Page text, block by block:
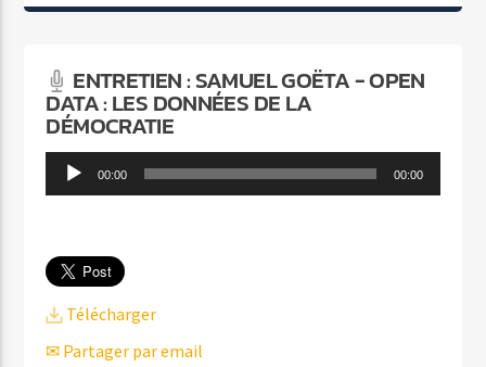
ENTRETIEN : SAMUEL GOËTA - OPEN
DATA : LES DONNÉES DE LA
DÉMOCRATIE
Lecteur 00:00 00:00
Télécharger
✉ Partager par email